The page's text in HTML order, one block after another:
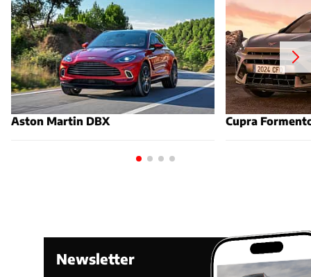
Aston Martin DBX Cupra
Newsletter